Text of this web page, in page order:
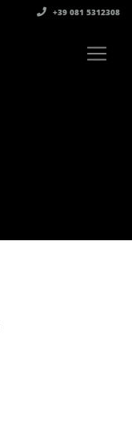
+39 081 5312308‬